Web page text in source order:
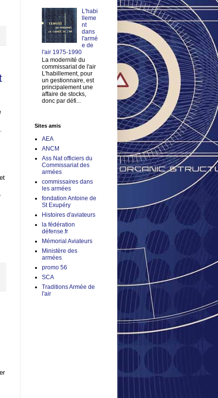
L'habi
lleme
nt
dans
l'armé
e de
l'air 1975-1990
La modernité du
commissariat de l'air
L'habillement, pour
un gestionnaire, est
principalement une
affaire de stocks,
donc par défi...
Sites amis
AEA
ANCM
Ass Nat officiers du
Commissariat des
armées
commissaires dans
les armées
fondation Antoine de
St Exupéry
Histoires d'aviateurs
la fédération
défense.fr
Mémorial Aviateurs
Ministère des
armées
promo 56
SCA
Traditions Armée de
l'air